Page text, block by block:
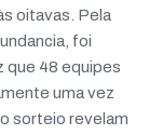
oitavas. Pela
foi
que 48 equipes
uma vez
sorteio revelam